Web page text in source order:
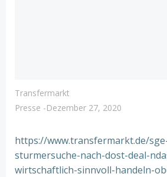
Transfermarkt
Presse -Dezember 27, 2020
https://www.transfermarkt.de/
sturmersuche-nach-dost-deal-
wirtschaftlich-sinnvoll-handeln-